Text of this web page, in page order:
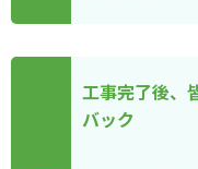
工事完了後、
バック